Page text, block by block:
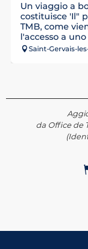
Un viaggio a
costituisce 'Il"
TMB, come
l'accesso a
Saint-Gervais-
da Office de